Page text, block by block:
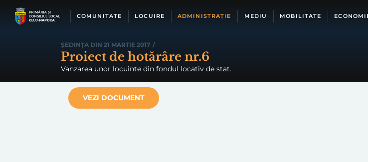
COMUNITATE LOCUIRE ADMINISTRAȚIE MEDIU MOBILITATE
ȘEDINȚA DIN 21 MARTIE 2017 /
Proiect de hotărâre nr.6
Vanzarea unor locuinte din fondul locativ de stat.
VEZI DOCUMENT